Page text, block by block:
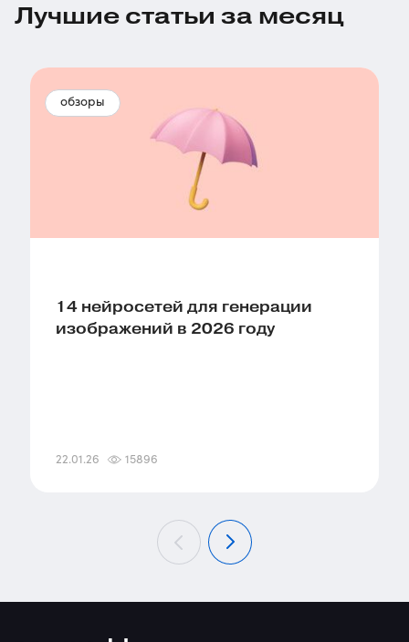
Лучшие статьи за месяц
обзоры
14 нейросетей для генерации
изображений в 2026 году
22.01.26 15896